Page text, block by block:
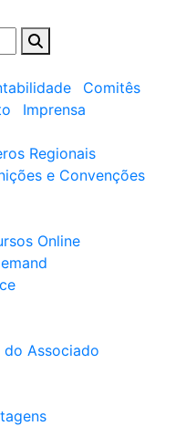
Comitês
Imprensa
Regionais
e Convenções
Online
do Associado